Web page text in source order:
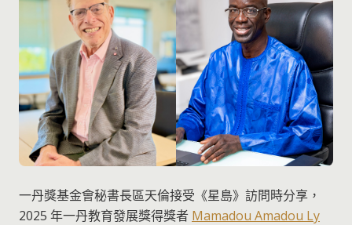
一丹獎基金會秘書長區天倫接受《星島》訪問時分享，
2025 年一丹教育發展獎得獎者 Mamadou Amadou Ly